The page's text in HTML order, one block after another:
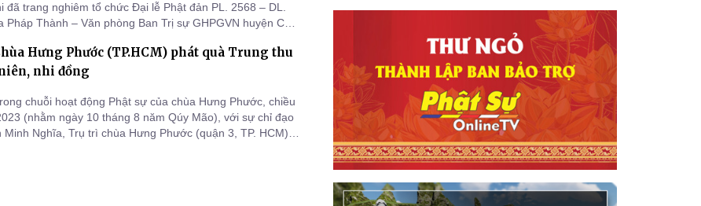
đã trang nghiêm tổ chức Đại lễ Phật đản PL. 2568 – DL.
Pháp Thành – Văn phòng Ban Trị sự GHPGVN huyện Củ
Hưng Phước (TP.HCM) phát quà Trung thu
nhi đồng
chuỗi hoạt động Phật sự của chùa Hưng Phước, chiều
(nhằm ngày 10 tháng 8 năm Qúy Mão), với sự chỉ đạo
Minh Nghĩa, Trụ trì chùa Hưng Phước (quận 3, TP. HCM),